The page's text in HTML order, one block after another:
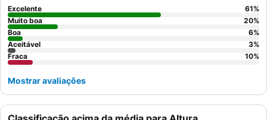
Para uma estadia mais tranquila, os hóspedes são aconselhados
a solicitar um quarto virado para o jardim.
Excelente 61%
Muito boa
20%
Boa
6%
Aceitável
3%
Fraca
10%
Mostrar avaliações